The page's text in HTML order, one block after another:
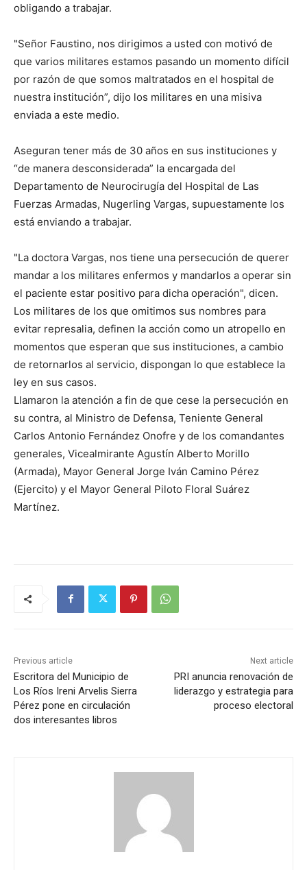
obligando a trabajar.
"Señor Faustino, nos dirigimos a usted con motivó de
que varios militares estamos pasando un momento difícil
por razón de que somos maltratados en el hospital de
nuestra institución”, dijo los militares en una misiva
enviada a este medio.
Aseguran tener más de 30 años en sus instituciones y
“de manera desconsiderada” la encargada del
Departamento de Neurocirugía del Hospital de Las
Fuerzas Armadas, Nugerling Vargas, supuestamente los
está enviando a trabajar.
"La doctora Vargas, nos tiene una persecución de querer
mandar a los militares enfermos y mandarlos a operar sin
el paciente estar positivo para dicha operación", dicen.
Los militares de los que omitimos sus nombres para
evitar represalia, definen la acción como un atropello en
momentos que esperan que sus instituciones, a cambio
de retornarlos al servicio, dispongan lo que establece la
ley en sus casos.
Llamaron la atención a fin de que cese la persecución en
su contra, al Ministro de Defensa, Teniente General
Carlos Antonio Fernández Onofre y de los comandantes
generales, Vicealmirante Agustín Alberto Morillo
(Armada), Mayor General Jorge Iván Camino Pérez
(Ejercito) y el Mayor General Piloto Floral Suárez
Martínez.
Previous article
Escritora del Municipio de
Los Ríos Ireni Arvelis Sierra
Pérez pone en circulación
dos interesantes libros
Next article
PRI anuncia renovación de
liderazgo y estrategia para
proceso electoral